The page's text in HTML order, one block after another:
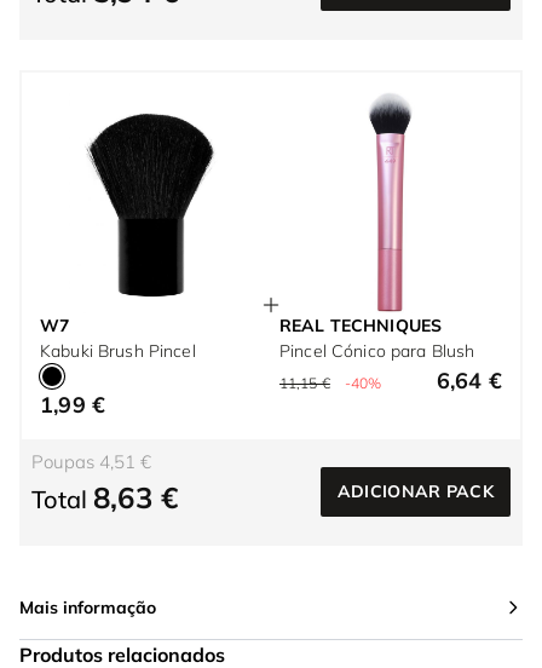
W7
Kabuki Brush Pincel
1,99 €
REAL TECHNIQUES
Pincel Cónico para Blush
11,15 € -40% 6,64 €
Poupas 4,51 €
Total 8,63 € ADICIONAR PACK
Mais informação
Produtos relacionados